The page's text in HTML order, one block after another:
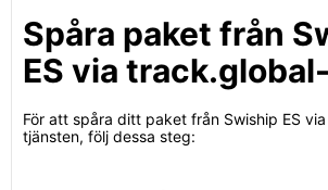
Spåra paket från
ES via
För att spåra ditt paket från Swiship ES
tjänsten, följ dessa steg: